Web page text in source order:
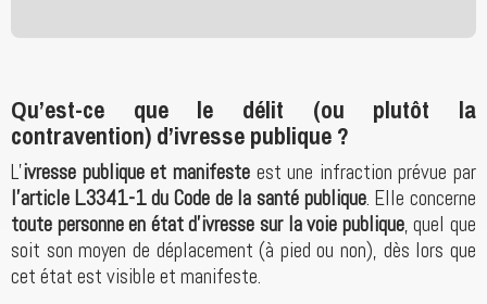
Qu’est-ce que le délit (ou plutôt la
contravention) d’ivresse publique ?
L’ivresse publique et manifesteest une infraction prévue par
l’article L.3341-1 du Code de la santé publique. Elle concerne
toute personne en état d’ivresse sur la voie publique, quel que
soit son moyen de déplacement (à pied ou non), dès lors que
cet état est visible et manifeste.